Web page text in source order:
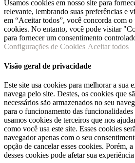
Usamos cookies em nosso site para
relevante, lembrando suas preferências e
em “Aceitar todos”, você concorda com
cookies. No entanto, você pode visitar
para fornecer um consentimento
Configurações de Cookies Aceitar todos
Visão geral de privacidade
Este site usa cookies para melhorar a sua
navega pelo site. Destes, os cookies que
necessários são armazenados no seu
para o funcionamento das
usamos cookies de terceiros que nos
como você usa este site. Esses cookies
navegador apenas com o seu
opção de cancelar esses cookies. Porém,
desses cookies pode afetar sua